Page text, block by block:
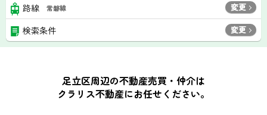
路線 常磐線 変更
検索条件 変更
足立区周辺の不動産売買・仲介は
クラリス不動産にお任せください。